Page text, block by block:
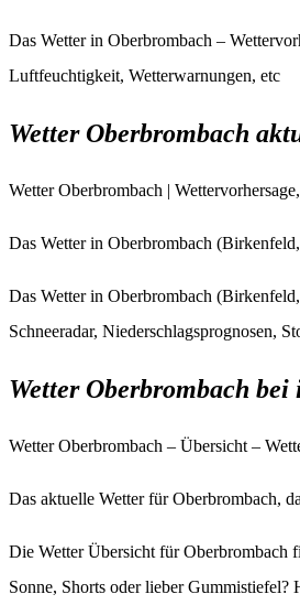
Das Wetter in Oberbrombach –
Luftfeuchtigkeit, Wetterwarnungen, etc
Wetter Oberbrombach
Wetter Oberbrombach |
Das Wetter in Oberbrombach
Das Wetter in Oberbrombach
Schneeradar, Niederschlagsprognosen,
Wetter Oberbrombach bei
Wetter Oberbrombach – Übersicht –
Das aktuelle Wetter für Oberbrombach,
Die Wetter Übersicht für Oberbrombach
Sonne, Shorts oder lieber Gummistiefel?